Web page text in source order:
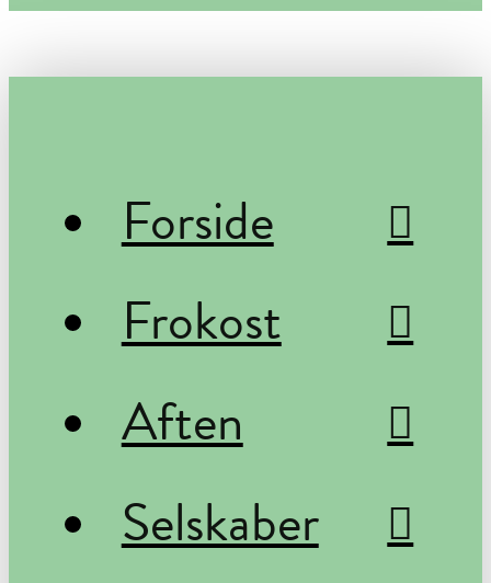
Forside
Frokost
Aften
Selskaber